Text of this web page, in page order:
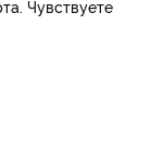
Чувствуете